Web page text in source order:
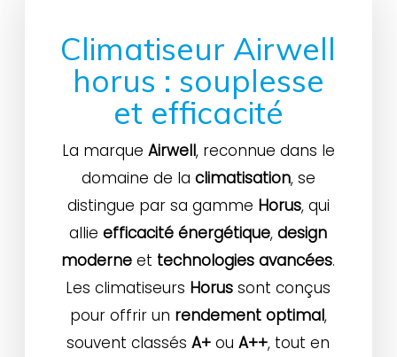
Climatiseur Airwell
horus : souplesse
et efficacité
La marque Airwell, reconnue dans le
domaine de la climatisation, se
distingue par sa gamme Horus, qui
allieefficacité énergétique,design
moderne et technologies avancées.
Les climatiseurs Horus sont conçus
pour offrir un rendement optimal,
souvent classésA+ ouA++, tout en